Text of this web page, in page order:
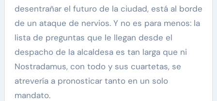
desentrañar el futuro de la ciudad, está al borde
de un ataque de nervios. Y no es para menos: la
lista de preguntas que le llegan desde el
despacho de la alcaldesa es tan larga que ni
Nostradamus, con todo y sus cuartetas, se
atrevería a pronosticar tanto en un solo
mandato.